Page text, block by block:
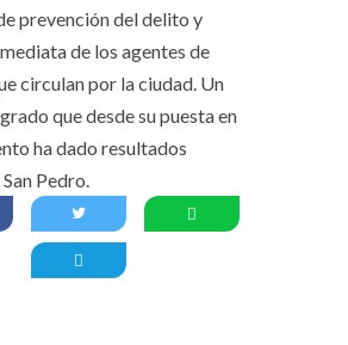
prevención del delito y
de los agentes de
circulan por la ciudad. Un
que desde su puesta en
ha dado resultados
Pedro.